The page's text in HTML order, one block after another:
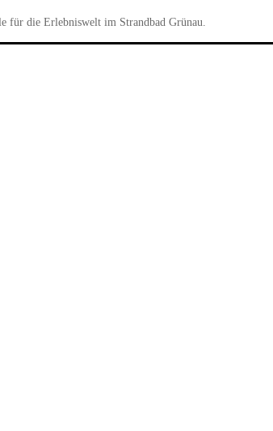
für die Erlebniswelt im Strandbad Grünau.